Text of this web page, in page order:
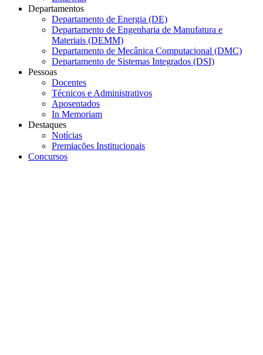
Departamentos
Departamento de Energia (DE)
Departamento de Engenharia de Manufatura e
Materiais (DEMM)
Departamento de Mecânica Computacional (DMC)
Departamento de Sistemas Integrados (DSI)
Pessoas
Docentes
Técnicos e Administrativos
Aposentados
In Memoriam
Destaques
Notícias
Premiações Institucionais
Concursos